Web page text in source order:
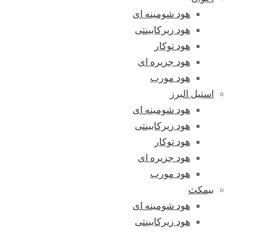
هود شومینه ای
هود زیرکابینتی
هود توکار
هود جزیره ای
هود مورب
استیل البرز
هود شومینه ای
هود زیرکابینتی
هود توکار
هود جزیره ای
هود مورب
بیمکث
هود شومینه ای
هود زیرکابینتی